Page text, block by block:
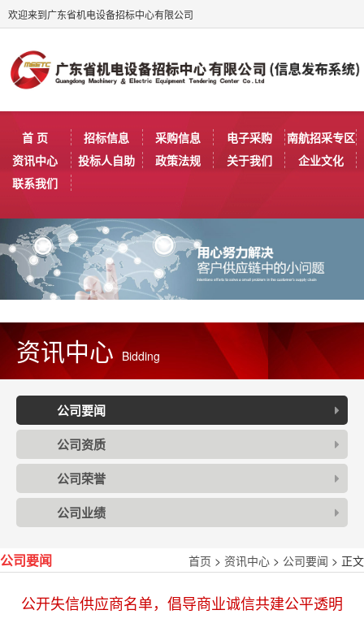
欢迎来到广东省机电设备招标中心有限公司
首 页 招标信息 采购信息 电子采购
南航招采专区
资讯中心
投标人自助 政策法规 关于我们
企业文化
联系我们
资讯中心 Bidding
公司要闻
公司资质
公司荣誉
公司业绩
公司要闻 首页 > 资讯中心 > 公司要闻 > 正文
公开失信供应商名单，倡导商业诚信共建公平透明